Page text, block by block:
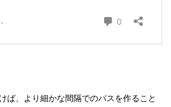
ば、より細かな間隔でのパスを作ること